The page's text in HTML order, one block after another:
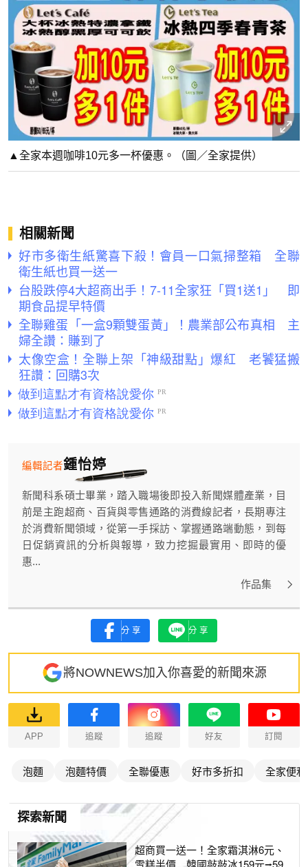
▲全家本週咖啡10元多一杯優惠。（圖／全家提供）
相關新聞
好市多衛生紙驚喜下殺！會員一口氣掃整箱 全聯
衛生紙也買一送一
台股跌停4大超商出手！7-11全家狂「買1送1」 即
期食品提早特價
全聯雞蛋「一盒9顆雙蛋黃」！農業部公布真相 主
婦全讚：賺到了
太像空盒！全聯上架「神級甜點」爆紅 老饕猛搬
狂讚：回購3次
鍾怡婷
編輯記者
新聞科系碩士畢業，踏入職場後即投入新聞媒體產業，目
前是主跑超商、百貨與零售通路的消費線記者，長期專注
於消費新聞領域，從第一手採訪、掌握通路端動態，到每
日促銷資訊的分析與報導，致力挖掘最實用、即時的優
惠...
作品集
分享 分享
將NOWNEWS加入你喜愛的新聞來源
APP 追蹤 追蹤 好友 訂閱
泡麵 泡麵特價 全聯優惠 好市多折扣 全家便
探索新聞
超商買一送一！全家霜淇淋6元、
雪糕半價 韓國敲敲冰159元⭢59